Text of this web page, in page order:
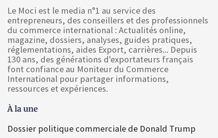
Le Moci est le media n°1 au service des
entrepreneurs, des conseillers et des professionnels
du commerce international : Actualités online,
magazine, dossiers, analyses, guides pratiques,
réglementations, aides Export, carrières... Depuis
130 ans, des générations d'exportateurs français
font confiance au Moniteur du Commerce
International pour partager informations,
ressources et expériences.
À la une
Dossier politique commerciale de Donald Trump